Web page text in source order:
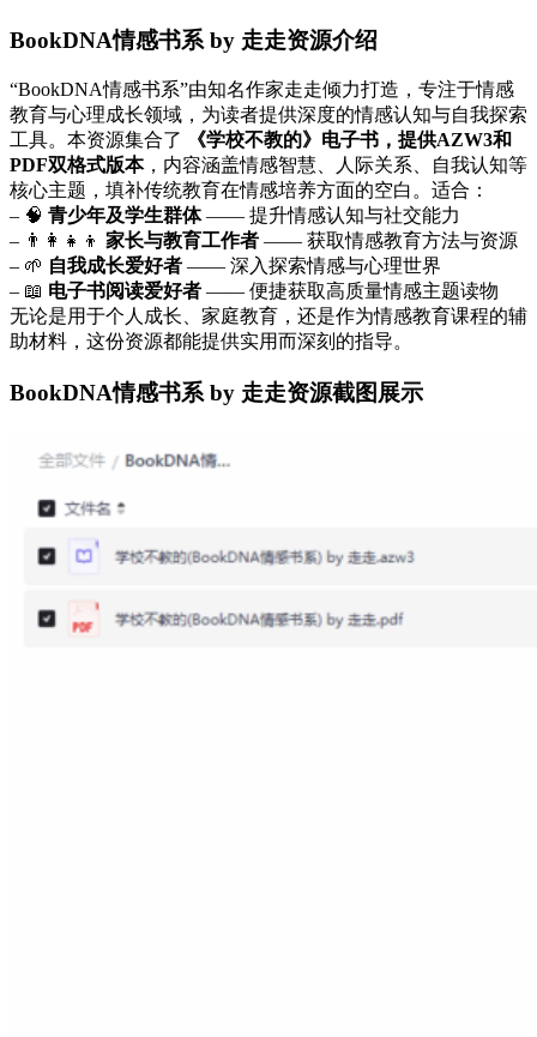
BookDNA情感书系 by 走走资源介绍
“BookDNA情感书系”由知名作家走走倾力打造，专注于情感
教育与心理成长领域，为读者提供深度的情感认知与自我探索
工具。本资源集合了
《学校不教的》电子书，提供AZW3和
PDF双格式版本，内容涵盖情感智慧、人际关系、自我认知等
核心主题，填补传统教育在情感培养方面的空白。适合：
– 🧠 青少年及学生群体—— 提升情感认知与社交能力
– 👨‍👩‍👧‍👦 家长与教育工作者 —— 获取情感教育方法与资源
– 🌱 自我成长爱好者 —— 深入探索情感与心理世界
– 📖 电子书阅读爱好者 —— 便捷获取高质量情感主题读物
无论是用于个人成长、家庭教育，还是作为情感教育课程的辅
助材料，这份资源都能提供实用而深刻的指导。
BookDNA情感书系 by 走走资源截图展示